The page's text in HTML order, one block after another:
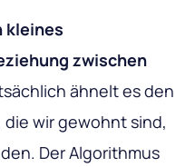
kleines
zwischen
ähnelt es den
wir gewohnt sind,
Der Algorithmus